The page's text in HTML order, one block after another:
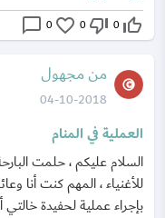
thumb_up_off_alt
0
thumb_down_off_alt
0
favorite_border
0
chat_bubble_outline
من مجهول
04-10-2018
العملية في المنام
السلام عليكم ، حلمت
للأغنياء ، المهم كنت أنا
بإجراء عملية لحفيدة خالتي